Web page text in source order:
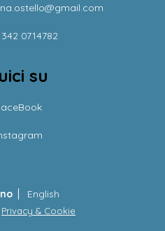
0714782
su
English
Privacy & Cookie